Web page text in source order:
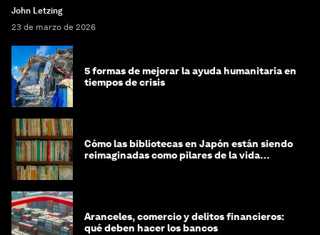
John Letzing
23 de marzo de 2026
5 formas de mejorar la ayuda humanitaria en
tiempos de crisis
Cómo las bibliotecas en Japón están siendo
reimaginadas como pilares de la vida
Aranceles, comercio y delitos financieros:
qué deben hacer los bancos